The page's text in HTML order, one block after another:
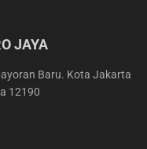
JAYA
Baru. Kota Jakarta
12190